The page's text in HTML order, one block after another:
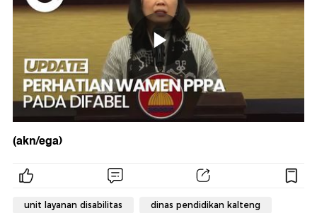
(akn/ega)
unit layanan disabilitas dinas pendidikan kalteng